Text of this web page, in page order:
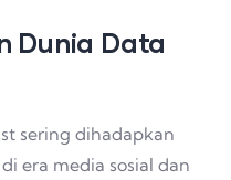
Dunia Data
sering dihadapkan
era media sosial dan